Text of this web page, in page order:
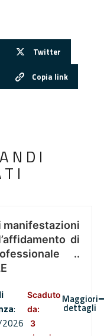
Twitter
Copia link
manifestazioni
di
..
:
Scaduto
da:
3
Maggiori
dettagli